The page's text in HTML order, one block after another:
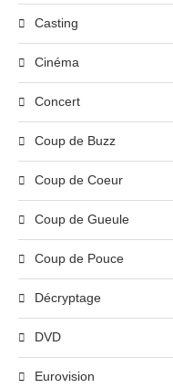
Casting
Cinéma
Concert
Coup de Buzz
Coup de Coeur
Coup de Gueule
Coup de Pouce
Décryptage
DVD
Eurovision